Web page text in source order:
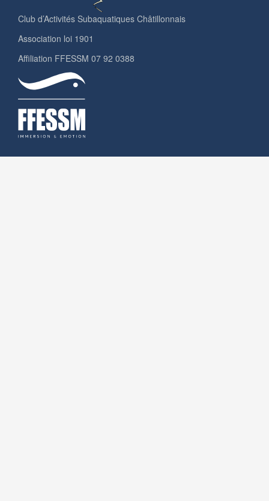
Club d’Activités Subaquatiques Châtillonnais
Association loi 1901
Affiliation FFESSM 07 92 0388